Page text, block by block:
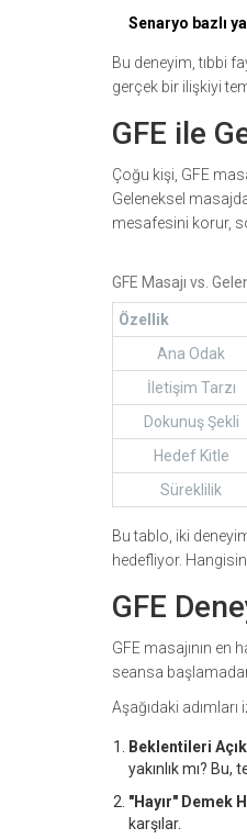
Senaryo bazlı
Bu deneyim, tıbbi
gerçek bir ilişkiyi
GFE ile
Çoğu kişi, GFE
Geleneksel
mesafesini korur,
GFE Masajı vs.
Özellik
Ana Odak
İletişim Tarzı
Dokunuş Şekli
Hedef Kitle
Süreklilik
Bu tablo, iki
hedefliyor.
GFE
GFE masajının en
seansa
Aşağıdaki
Beklentileri
yakınlık mı?
"Hayır" Demek
karşılar.